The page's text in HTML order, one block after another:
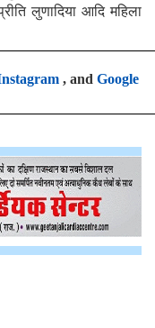
लुणादिया आदि महिला
, and Google